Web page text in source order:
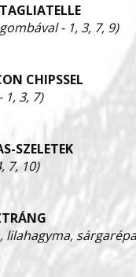
- 1, 3, 7, 9)
CHIPSSEL
3, 7)
SZELETEK
7, 10)